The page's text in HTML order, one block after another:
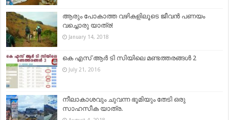
ആരും പോകാത്ത വഴികളിലൂടെ ജീവൻ പണയം
വച്ചൊരു യാത്ര!
January 14, 2018
കെ എസ് ആർ ടി സിയിലെ മണ്ടത്തരങ്ങൾ 2
July 21, 2016
നീലാകാശവും ചുവന്ന ഭൂമിയും തേടി ഒരു
സാഹസീക യാത്ര.